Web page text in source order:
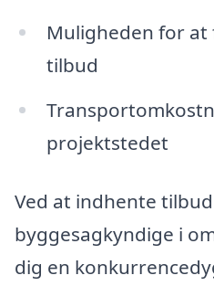
Muligheden for
tilbud
projektstedet
Ved at indhente
byggesagkyndige i
dig en